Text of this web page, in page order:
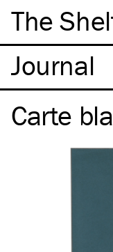
The
Carte